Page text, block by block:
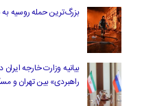
بزرگ‌ترین حمله روسیه به
بیانیه وزارت خارجه
راهبردی» بین تهران و